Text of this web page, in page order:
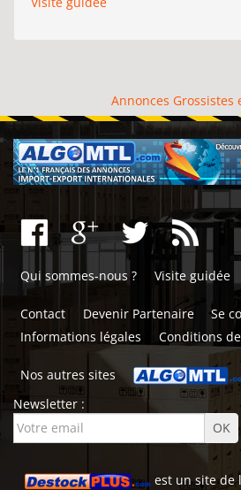
Annonces Grossistes
Qui sommes-nous ? Visite guidée
Contact Devenir Partenaire Se
Informations légales
Conditions
Nos autres sites
Newsletter :
est un site de